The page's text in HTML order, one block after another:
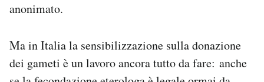
anonimato.
Ma in Italia la sensibilizzazione sulla donazione
dei gameti è un lavoro ancora tutto da fare: anche